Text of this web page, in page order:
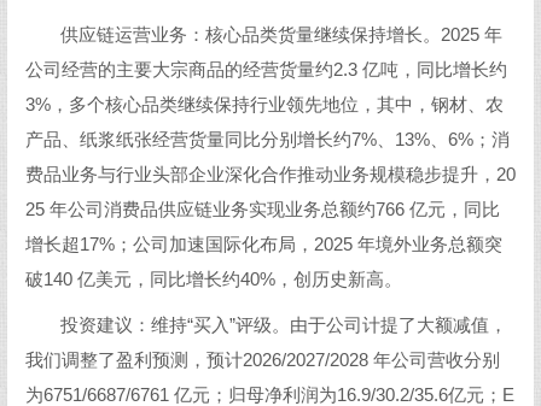
供应链运营业务：核心品类货量继续保持增长。2025 年
公司经营的主要大宗商品的经营货量约2.3 亿吨，同比增长约
3%，多个核心品类继续保持行业领先地位，其中，钢材、农
产品、纸浆纸张经营货量同比分别增长约7%、13%、6%；消
费品业务与行业头部企业深化合作推动业务规模稳步提升，20
25 年公司消费品供应链业务实现业务总额约766 亿元，同比
增长超17%；公司加速国际化布局，2025 年境外业务总额突
破140 亿美元，同比增长约40%，创历史新高。
投资建议：维持“买入”评级。由于公司计提了大额减值，
我们调整了盈利预测，预计2026/2027/2028 年公司营收分别
为6751/6687/6761 亿元；归母净利润为16.9/30.2/35.6亿元；E